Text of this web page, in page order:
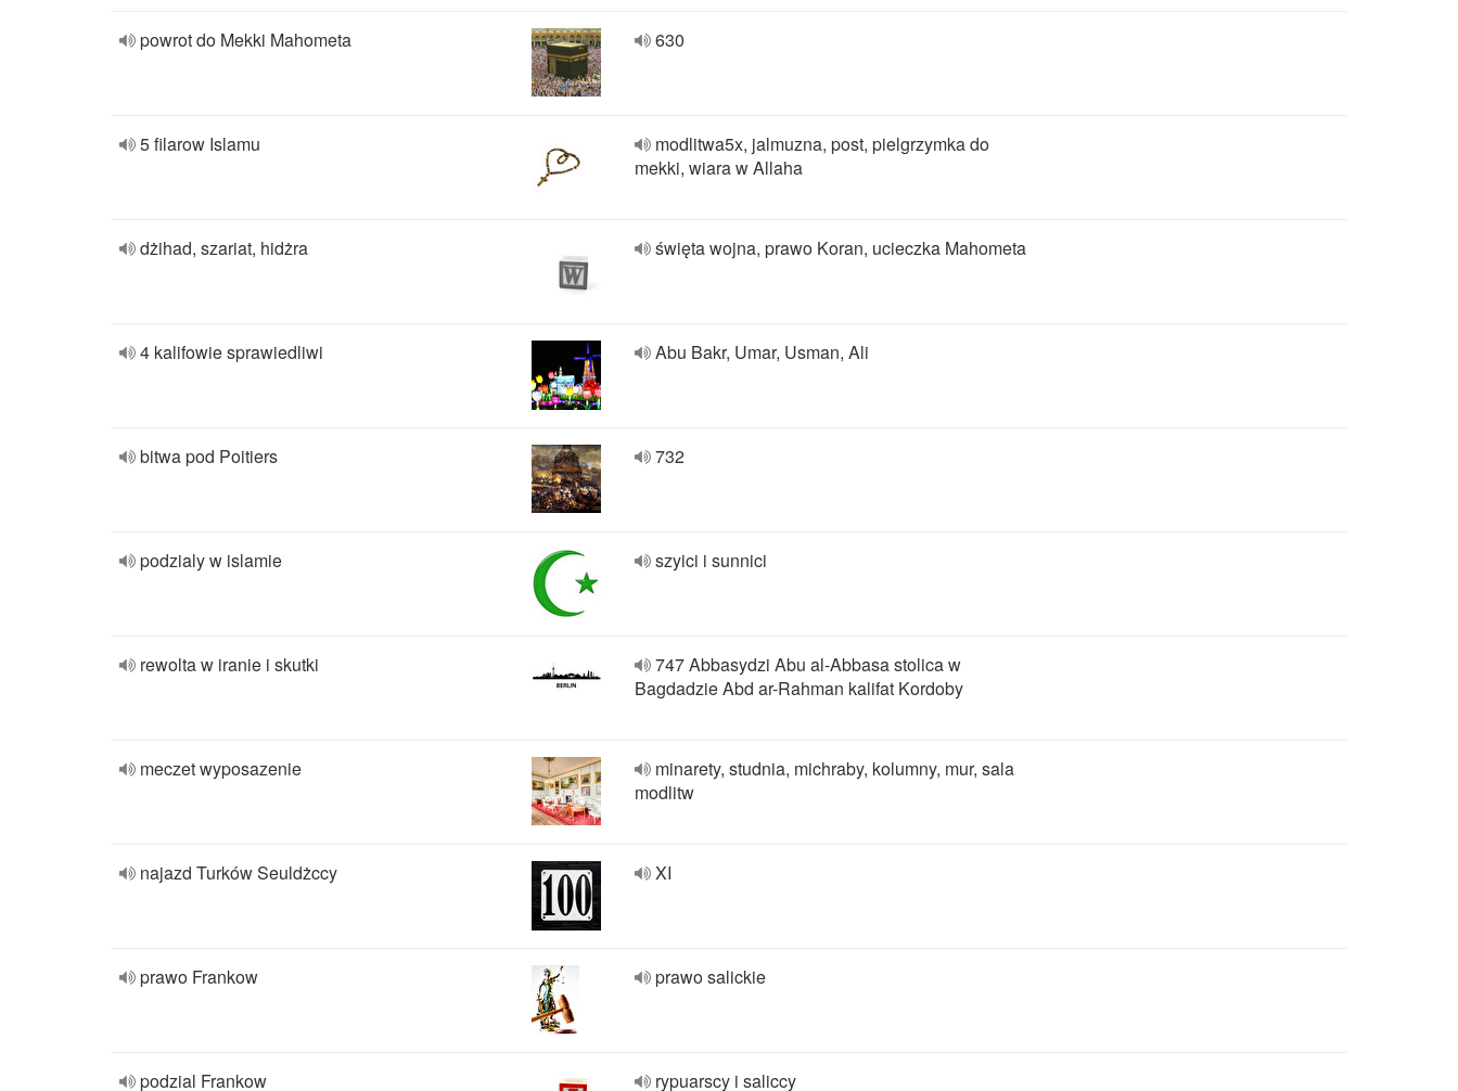
powrot do Mekki Mahometa 630
5 filarow Islamu
modlitwa5x, jalmuzna, post, pielgrzymka do
mekki, wiara w Allaha
dżihad, szariat, hidżra święta wojna, prawo Koran, ucieczka Mahometa
4 kalifowie sprawiedliwi Abu Bakr, Umar, Usman, Ali
bitwa pod Poitiers 732
podzialy w islamie szyici i sunnici
rewolta w iranie i skutki
747 Abbasydzi Abu al-Abbasa stolica w
Bagdadzie Abd ar-Rahman kalifat Kordoby
meczet wyposazenie
minarety, studnia, michraby, kolumny, mur, sala
modlitw
najazd Turków Seuldżccy XI
prawo Frankow prawo salickie
podzial Frankow rypuarscy i saliccy